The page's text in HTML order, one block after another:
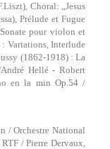
Choral: „Jesus
Prélude et Fugue
pour violon et
Variations, Interlude
(1862-1918) : La
Hellé - Robert
en la min Op.54 /
/ Orchestre National
/ Pierre Dervaux,